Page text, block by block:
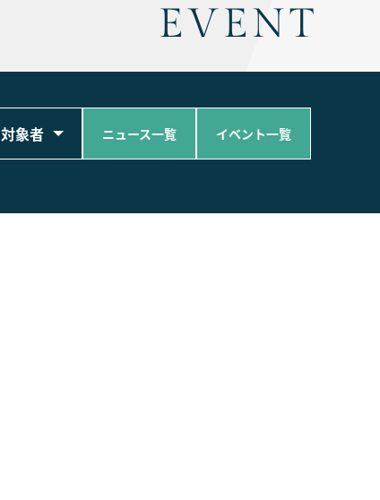
EVENT
対象者 ニュース一覧 イベント一覧